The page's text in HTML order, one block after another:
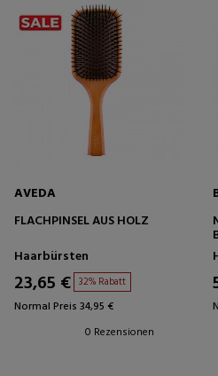
AVEDA
FLACHPINSEL AUS HOLZ
Haarbürsten
23,65 € 32% Rabatt
Normal Preis 34,95 €
0 Rezensionen